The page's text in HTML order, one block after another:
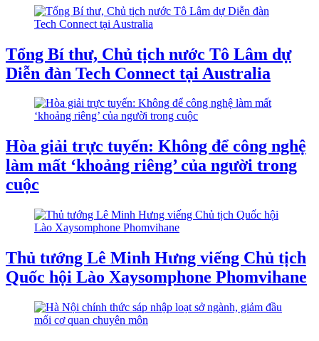
Tổng Bí thư, Chủ tịch nước Tô Lâm dự
Diễn đàn Tech Connect tại Australia
Hòa giải trực tuyến: Không để công nghệ
làm mất ‘khoảng riêng’ của người trong
cuộc
Thủ tướng Lê Minh Hưng viếng Chủ tịch
Quốc hội Lào Xaysomphone Phomvihane